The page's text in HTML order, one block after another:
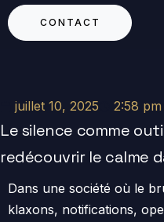
CONTACT
juillet 10, 2025 2:58 pm
Le silence comme
redécouvrir le calme
Dans une société où le
klaxons, notifications,